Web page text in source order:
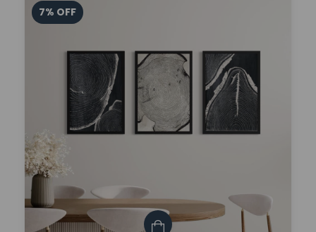
7% OFF